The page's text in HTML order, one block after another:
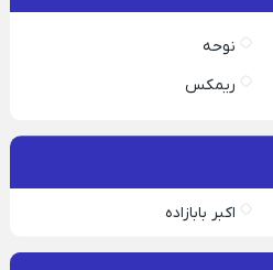
نوحه
ریمکس
اکبر بابازاده